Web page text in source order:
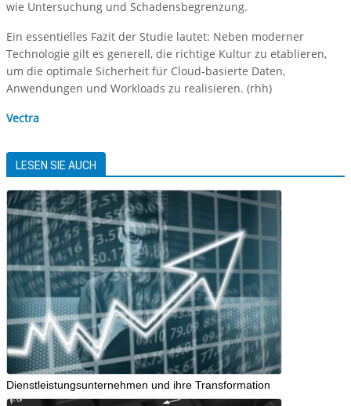
wie Untersuchung und Schadensbegrenzung.
Ein essentielles Fazit der Studie lautet: Neben moderner
Technologie gilt es generell, die richtige Kultur zu etablieren,
um die optimale Sicherheit für Cloud-basierte Daten,
Anwendungen und Workloads zu realisieren. (rhh)
Vectra
LESEN SIE AUCH
Dienstleistungsunternehmen und ihre Transformation